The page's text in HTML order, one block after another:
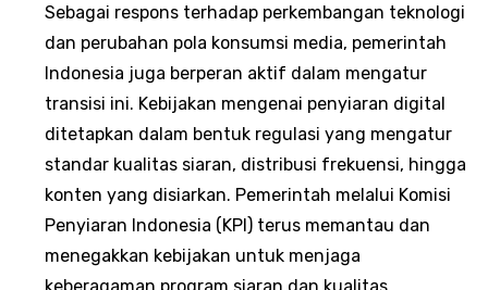
Sebagai respons terhadap perkembangan teknologi
dan perubahan pola konsumsi media, pemerintah
Indonesia juga berperan aktif dalam mengatur
transisi ini. Kebijakan mengenai penyiaran digital
ditetapkan dalam bentuk regulasi yang mengatur
standar kualitas siaran, distribusi frekuensi, hingga
konten yang disiarkan. Pemerintah melalui Komisi
Penyiaran Indonesia (KPI) terus memantau dan
menegakkan kebijakan untuk menjaga